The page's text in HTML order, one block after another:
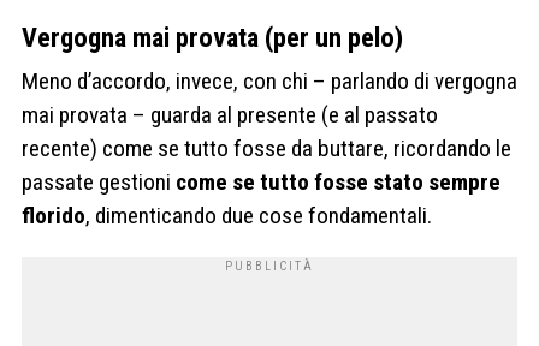
Vergogna mai provata (per un pelo)
Meno d’accordo, invece, con chi – parlando di vergogna
mai provata – guarda al presente (e al passato
recente) come se tutto fosse da buttare, ricordando le
passate gestioni come se tutto fosse stato sempre
florido, dimenticando due cose fondamentali.